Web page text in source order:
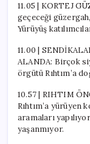
11.05 | KORTEJ
geçeceği
Yürüyüş
11.00 |
ALANDA: Birçok
örgütü Rıhtım’a
10.57 | RIHTIM
Rıhtım’a
aramaları
yaşanmıyor.